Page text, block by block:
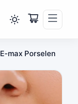
E-max Porselen